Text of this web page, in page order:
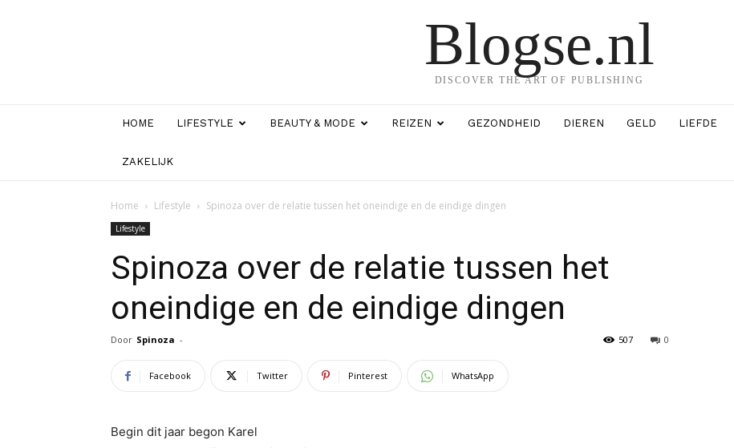
Blogse.nl
DISCOVER THE ART OF PUBLISHING
HOME LIFESTYLE BEAUTY & MODE REIZEN GEZONDHEID DIEREN GELD LIEFDE
ZAKELIJK
Home Lifestyle Spinoza over de relatie tussen het oneindige en de eindige dingen
Lifestyle
Spinoza over de relatie tussen het
oneindige en de eindige dingen
Door Spinoza - 0
507
Facebook Twitter Pinterest WhatsApp
Begin dit jaar begon Karel